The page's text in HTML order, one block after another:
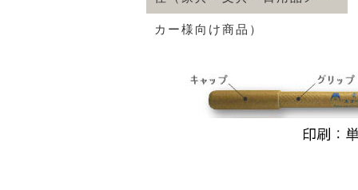
カー様向け商品）